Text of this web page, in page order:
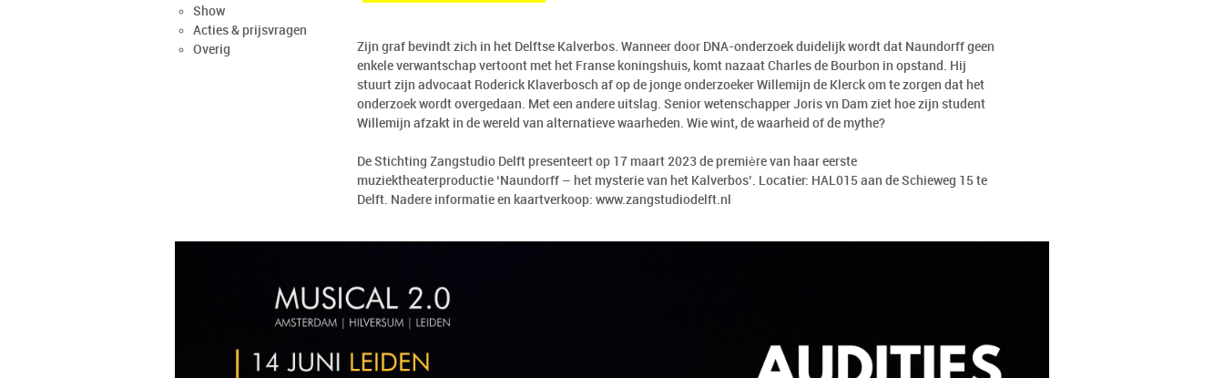
Show
Acties & prijsvragen
Overig
Zijn graf bevindt zich in het Delftse Kalverbos. Wanneer door DNA-onderzoek duidelijk wordt dat Naundorff geen
enkele verwantschap vertoont met het Franse koningshuis, komt nazaat Charles de Bourbon in opstand. Hij
stuurt zijn advocaat Roderick Klaverbosch af op de jonge onderzoeker Willemijn de Klerck om te zorgen dat het
onderzoek wordt overgedaan. Met een andere uitslag. Senior wetenschapper Joris vn Dam ziet hoe zijn student
Willemijn afzakt in de wereld van alternatieve waarheden. Wie wint, de waarheid of de mythe?
De Stichting Zangstudio Delft presenteert op 17 maart 2023 de première van haar eerste
muziektheaterproductie ‘Naundorff – het mysterie van het Kalverbos’. Locatier: HAL015 aan de Schieweg 15 te
Delft. Nadere informatie en kaartverkoop: www.zangstudiodelft.nl